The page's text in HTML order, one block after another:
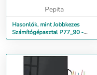
Pepita
Hasonlók, mint Jobbkezes
Számítógépasztal P77_90 -
wenge-fehér